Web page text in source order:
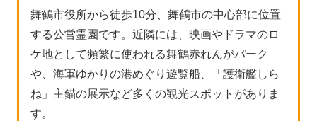
舞鶴市役所から徒歩10分、舞鶴市の中心部に位置
する公営霊園です。近隣には、映画やドラマのロ
ケ地として頻繁に使われる舞鶴赤れんがパーク
や、海軍ゆかりの港めぐり遊覧船、「護衛艦しら
ね」主錨の展示など多くの観光スポットがありま
す。